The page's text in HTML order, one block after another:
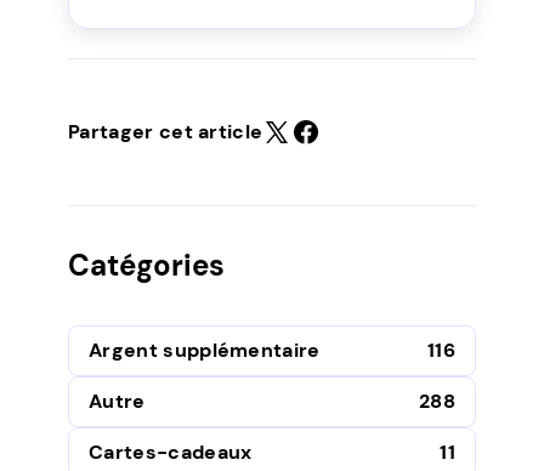
Partager cet article
Catégories
Argent supplémentaire
116
Autre
288
Cartes-cadeaux
11